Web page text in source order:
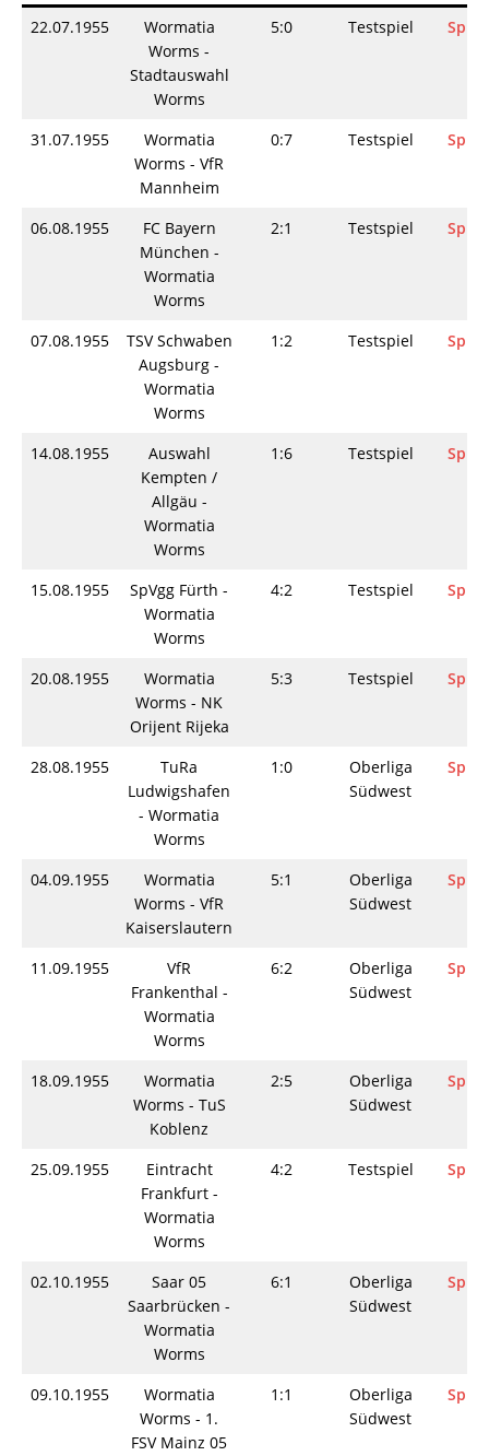
22.07.1955
Wormatia
Worms -
Stadtauswahl
Worms
5:0 Testspiel
31.07.1955
Wormatia
Worms - VfR
Mannheim
0:7 Testspiel
06.08.1955
FC Bayern
München -
Wormatia
Worms
2:1 Testspiel
07.08.1955
TSV Schwaben
Augsburg -
Wormatia
Worms
1:2 Testspiel
14.08.1955
Auswahl
Kempten /
Allgäu -
Wormatia
Worms
1:6 Testspiel
15.08.1955
SpVgg Fürth -
Wormatia
Worms
4:2 Testspiel
20.08.1955
Wormatia
Worms - NK
Orijent Rijeka
5:3 Testspiel
28.08.1955
TuRa
Ludwigshafen
- Wormatia
Worms
1:0
Oberliga
Südwest
04.09.1955
Wormatia
Worms - VfR
Kaiserslautern
5:1
Oberliga
Südwest
11.09.1955
VfR
Frankenthal -
Wormatia
Worms
6:2
Oberliga
Südwest
18.09.1955
Wormatia
Worms - TuS
Koblenz
2:5
Oberliga
Südwest
25.09.1955
Eintracht
Frankfurt -
Wormatia
Worms
4:2 Testspiel
02.10.1955
Saar 05
Saarbrücken -
Wormatia
Worms
6:1
Oberliga
Südwest
09.10.1955
Wormatia
Worms - 1.
FSV Mainz 05
1:1
Oberliga
Südwest